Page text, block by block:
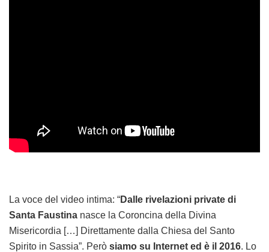
La voce del video intima: “Dalle rivelazioni private di
Santa Faustina nasce la Coroncina della Divina
Misericordia […] Direttamente dalla Chiesa del Santo
Spirito in Sassia”. Però siamo su Internet ed è il 2016. Lo